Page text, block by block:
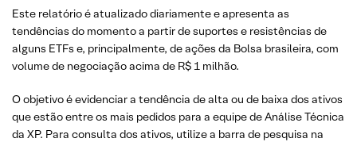
Este relatório é atualizado diariamente e apresenta as
tendências do momento a partir de suportes e resistências de
alguns ETFs e, principalmente, de ações da Bolsa brasileira, com
volume de negociação acima de R$ 1 milhão.
O objetivo é evidenciar a tendência de alta ou de baixa dos ativos
que estão entre os mais pedidos para a equipe de Análise Técnica
da XP. Para consulta dos ativos, utilize a barra de pesquisa na